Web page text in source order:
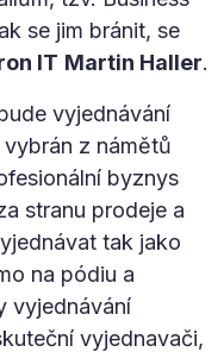
se jim bránit, se
IT Martin Haller.
vyjednávání
z námětů
byznys
stranu prodeje a
tak jako
na pódiu a
vyjednávání
vyjednavači,